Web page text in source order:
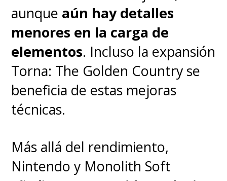
no es tan interesante como
su personaje principal.
Jackson muestra esas capas
con tremenda habilidad,
donde su carisma y seguridad
derrotado y con pocas
herramientas a su disposición.
aunque aún hay detalles
menores en la carga de
elementos. Incluso la expansión
Torna: The Golden Country se
beneficia de estas mejoras
técnicas.
Más allá del rendimiento,
Nintendo y Monolith Soft